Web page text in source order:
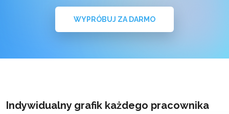
WYPRÓBUJ ZA DARMO
Indywidualny grafik każdego pracownika